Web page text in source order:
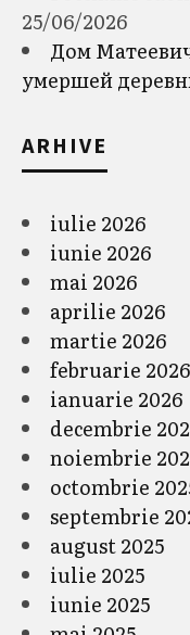
25/06/2026
Дом
умершей
ARHIVE
iulie 2026
iunie 2026
mai 2026
aprilie 2026
martie 2026
februarie 2026
ianuarie 2026
decembrie
noiembrie
octombrie
septembrie
august 2025
iulie 2025
iunie 2025